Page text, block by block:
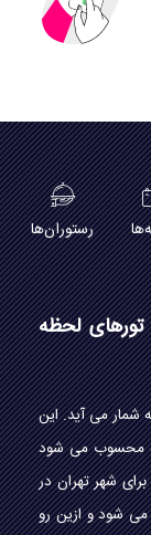
رستوران‌ها
لحظه
شمار می آید. این
محسوب می شود
شهر تهران در
شود و ازین رو